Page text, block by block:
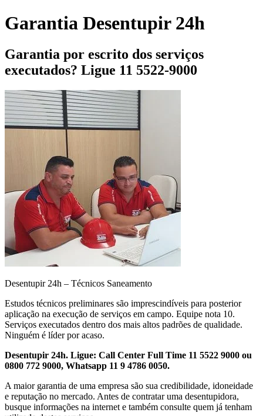
Garantia Desentupir 24h
Garantia por escrito dos serviços
executados? Ligue 11 5522-9000
Desentupir 24h – Técnicos Saneamento
Estudos técnicos preliminares são imprescindíveis para posterior
aplicação na execução de serviços em campo. Equipe nota 10.
Serviços executados dentro dos mais altos padrões de qualidade.
Ninguém é líder por acaso.
Desentupir 24h. Ligue: Call Center Full Time 11 5522 9000 ou
0800 772 9000, Whatsapp 11 9 4786 0050.
A maior garantia de uma empresa são sua credibilidade, idoneidade
e reputação no mercado. Antes de contratar uma desentupidora,
busque informações na internet e também consulte quem já tenham